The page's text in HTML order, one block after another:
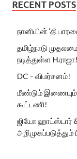
RECENT POSTS
நானியின் ‘தி
தமிழ்நாடு
நடித்துள்ள H.ராஜா!
DC – விமர்சனம்!
மீண்டும் இணையும்
கூட்டணி!
ஜியோ ஹாட்ஸ்டார் &
அறிமுகப்படுத்தும்